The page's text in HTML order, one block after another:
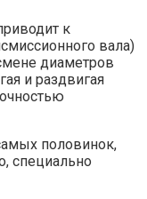
к
вала)
диаметров
и раздвигая
половинок,
специально